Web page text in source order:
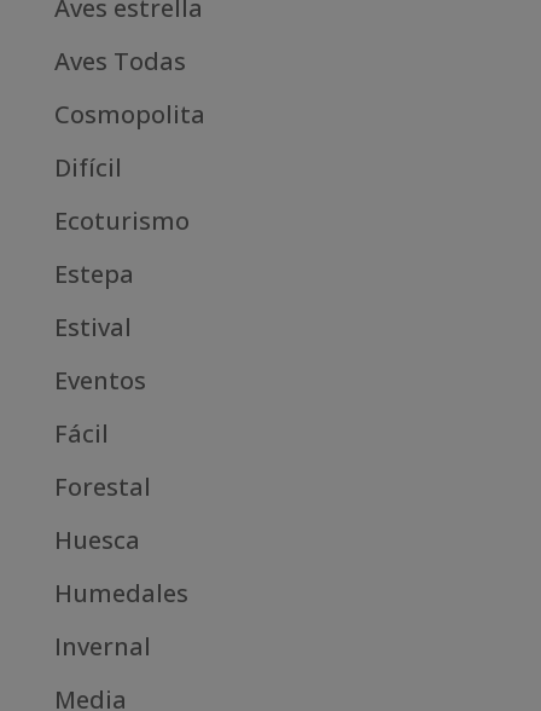
Aves estrella
Aves Todas
Cosmopolita
Difícil
Ecoturismo
Estepa
Estival
Eventos
Fácil
Forestal
Huesca
Humedales
Invernal
Media